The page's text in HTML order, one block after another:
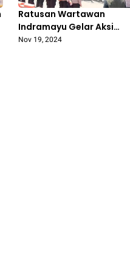
Ratusan Wartawan
Indramayu Gelar Aksi
Unjuk Rasa dan Boikot
Nov 19, 2024